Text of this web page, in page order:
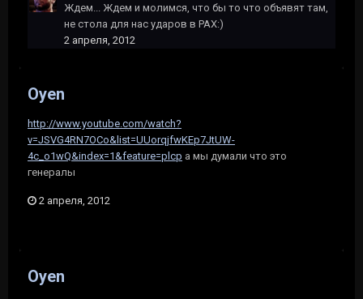
Ждем... Ждем и молимся, что бы то что объявят там,
не стола для нас ударов в PAX:)
2 апреля, 2012
Oyen
http://www.youtube.com/watch?
v=JSVG4RN7OCo&list=UUorqjfwKEp7JtUW-
4c_o1wQ&index=1&feature=plcp а мы думали что это
генералы
2 апреля, 2012
Oyen